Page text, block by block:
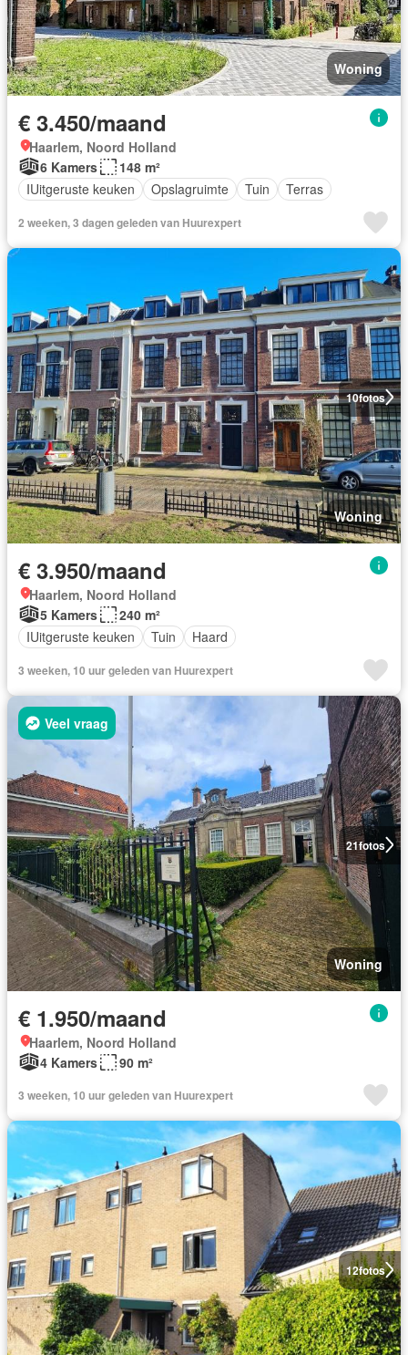
Woning
€ 3.450/maand
Haarlem, Noord Holland
6 Kamers
148 m²
IUitgeruste keuken
Opslagruimte Tuin Terras
2 weeken, 3 dagen geleden van Huurexpert
10fotos
Woning
€ 3.950/maand
Haarlem, Noord Holland
5 Kamers
240 m²
IUitgeruste keuken
Tuin Haard
3 weeken, 10 uur geleden van Huurexpert
21fotos
Veel vraag
Woning
€ 1.950/maand
Haarlem, Noord Holland
4 Kamers
90 m²
3 weeken, 10 uur geleden van Huurexpert
12fotos